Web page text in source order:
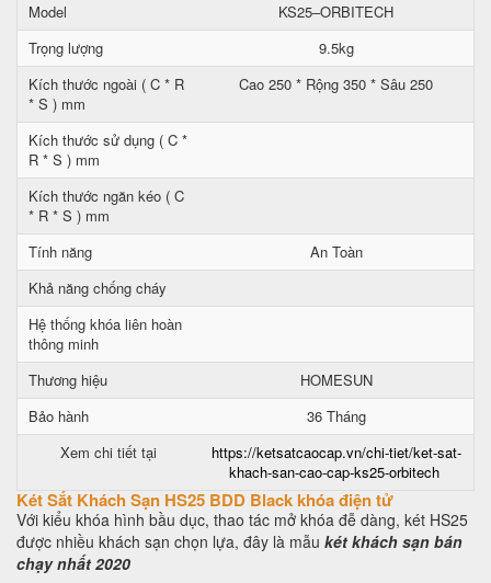
Model
KS25–ORBITECH
Trọng lượng
9.5kg
Kích thước ngoài ( C * R
* S ) mm
Cao 250 * Rộng 350 * Sâu 250
Kích thước sử dụng ( C *
R * S ) mm
Kích thước ngăn kéo ( C
* R * S ) mm
Tính năng
An Toàn
Khả năng chống cháy
Hệ thống khóa liên hoàn
thông minh
Thương hiệu
HOMESUN
Bảo hành
36 Tháng
Xem chi tiết tại
https://ketsatcaocap.vn/chi-tiet/ket-sat-
khach-san-cao-cap-ks25-orbitech
Két Sắt Khách Sạn HS25 BDD Black khóa điện tử
Với kiểu khóa hình bầu dục, thao tác mở khóa đễ dàng, két HS25
được nhiều khách sạn chọn lựa, đây là mẫu két khách sạn bán
chạy nhất 2020